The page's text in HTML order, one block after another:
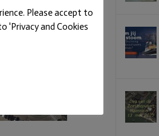
Please accept to
'Privacy and Cookies